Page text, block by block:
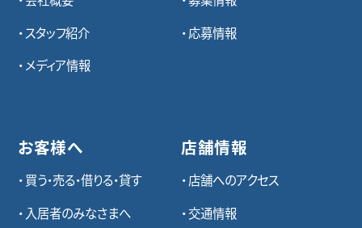
スタッフ紹介
メディア情報
お客様へ
買う・売る・借りる・貸す
入居者のみなさまへ
応募情報
店舗情報
店舗へのアクセス
交通情報